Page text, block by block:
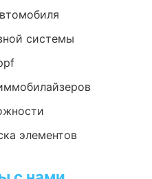
системы
элементов